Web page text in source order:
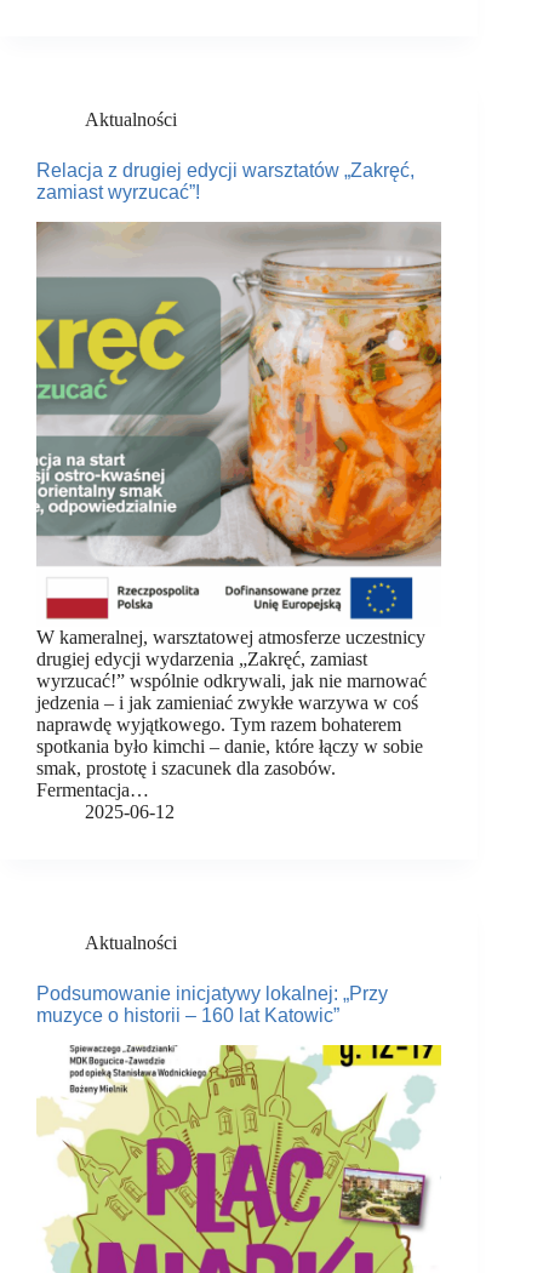
Aktualności
Relacja z drugiej edycji warsztatów „Zakręć,
zamiast wyrzucać”!
W kameralnej, warsztatowej atmosferze uczestnicy
drugiej edycji wydarzenia „Zakręć, zamiast
wyrzucać!” wspólnie odkrywali, jak nie marnować
jedzenia – i jak zamieniać zwykłe warzywa w coś
naprawdę wyjątkowego. Tym razem bohaterem
spotkania było kimchi – danie, które łączy w sobie
smak, prostotę i szacunek dla zasobów.
Fermentacja…
2025-06-12
Aktualności
Podsumowanie inicjatywy lokalnej: „Przy
muzyce o historii – 160 lat Katowic”